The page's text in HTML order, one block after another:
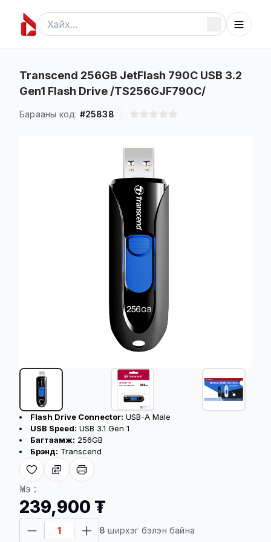
Transcend 256GB JetFlash 790C USB 3.2
Gen1 Flash Drive /TS256GJF790C/
Барааны код: #25838
Бүтээгдэхүүний үндсэн үзүүлэлт
Flash Drive Connector: USB-A Male
USB Speed: USB 3.1 Gen 1
Багтаамж: 256GB
Брэнд: Transcend
Үнэ :
239,900 ₮
8 ширхэг бэлэн байна
Хүргэлтийн үйлчилгээ
Төлбөр баталгаажсан үеэс хойш 08-48